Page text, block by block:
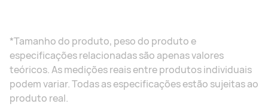
*Tamanho do produto, peso do produto e
especificações relacionadas são apenas valores
teóricos. As medições reais entre produtos individuais
podem variar. Todas as especificações estão sujeitas ao
produto real.